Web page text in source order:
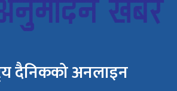
दैनिकको अनलाइन